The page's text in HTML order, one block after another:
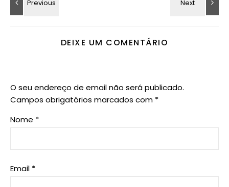
DEIXE UM COMENTÁRIO
O seu endereço de email não será publicado.
Campos obrigatórios marcados com *
Nome *
Email *